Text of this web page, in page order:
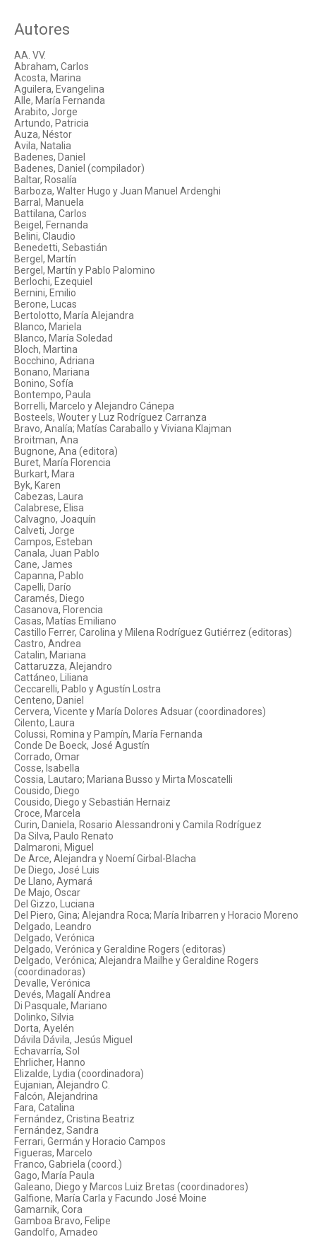
Autores
AA. VV.
Abraham, Carlos
Acosta, Marina
Aguilera, Evangelina
Alle, María Fernanda
Arabito, Jorge
Artundo, Patricia
Auza, Néstor
Avila, Natalia
Badenes, Daniel
Badenes, Daniel (compilador)
Baltar, Rosalía
Barboza, Walter Hugo y Juan Manuel Ardenghi
Barral, Manuela
Battilana, Carlos
Beigel, Fernanda
Belini, Claudio
Benedetti, Sebastián
Bergel, Martín
Bergel, Martín y Pablo Palomino
Berlochi, Ezequiel
Bernini, Emilio
Berone, Lucas
Bertolotto, María Alejandra
Blanco, Mariela
Blanco, María Soledad
Bloch, Martina
Bocchino, Adriana
Bonano, Mariana
Bonino, Sofía
Bontempo, Paula
Borrelli, Marcelo y Alejandro Cánepa
Bosteels, Wouter y Luz Rodríguez Carranza
Bravo, Analía; Matías Caraballo y Viviana Klajman
Broitman, Ana
Bugnone, Ana (editora)
Buret, María Florencia
Burkart, Mara
Byk, Karen
Cabezas, Laura
Calabrese, Elisa
Calvagno, Joaquín
Calveti, Jorge
Campos, Esteban
Canala, Juan Pablo
Cane, James
Capanna, Pablo
Capelli, Darío
Caramés, Diego
Casanova, Florencia
Casas, Matías Emiliano
Castillo Ferrer, Carolina y Milena Rodríguez Gutiérrez (editoras)
Castro, Andrea
Catalin, Mariana
Cattaruzza, Alejandro
Cattáneo, Liliana
Ceccarelli, Pablo y Agustín Lostra
Centeno, Daniel
Cervera, Vicente y María Dolores Adsuar (coordinadores)
Cilento, Laura
Colussi, Romina y Pampín, María Fernanda
Conde De Boeck, José Agustín
Corrado, Omar
Cosse, Isabella
Cossia, Lautaro; Mariana Busso y Mirta Moscatelli
Cousido, Diego
Cousido, Diego y Sebastián Hernaiz
Croce, Marcela
Curin, Daniela, Rosario Alessandroni y Camila Rodríguez
Da Silva, Paulo Renato
Dalmaroni, Miguel
De Arce, Alejandra y Noemí Girbal-Blacha
De Diego, José Luis
De Llano, Aymará
De Majo, Oscar
Del Gizzo, Luciana
Del Piero, Gina; Alejandra Roca; María Iribarren y Horacio Moreno
Delgado, Leandro
Delgado, Verónica
Delgado, Verónica y Geraldine Rogers (editoras)
Delgado, Verónica; Alejandra Mailhe y Geraldine Rogers
(coordinadoras)
Devalle, Verónica
Devés, Magalí Andrea
Di Pasquale, Mariano
Dolinko, Silvia
Dorta, Ayelén
Dávila Dávila, Jesús Miguel
Echavarría, Sol
Ehrlicher, Hanno
Elizalde, Lydia (coordinadora)
Eujanian, Alejandro C.
Falcón, Alejandrina
Fara, Catalina
Fernández, Cristina Beatriz
Fernández, Sandra
Ferrari, Germán y Horacio Campos
Figueras, Marcelo
Franco, Gabriela (coord.)
Gago, María Paula
Galeano, Diego y Marcos Luiz Bretas (coordinadores)
Galfione, María Carla y Facundo José Moine
Gamarnik, Cora
Gamboa Bravo, Felipe
Gandolfo, Amadeo